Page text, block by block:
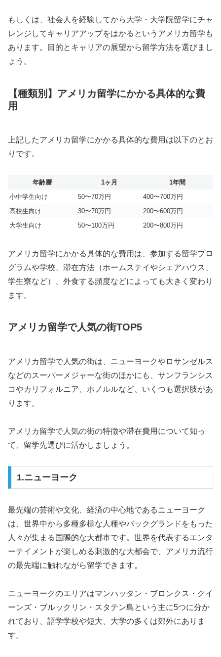
もしくは、社会人を経験してから大学・大学院留学にチャ
レンジしてキャリアアップをはかるというアメリカ留学も
あります。目的とキャリアの展望から留学方法を選びまし
ょう。
【種類別】アメリカ留学にかかる具体的な費
用
上記したアメリカ留学にかかる具体的な費用は以下のとお
りです。
年齢層 1ヶ月
1年間
小中学生向け
50〜70万円
400〜700万円
高校生向け
30〜70万円
200〜600万円
大学生向け
50〜100万円 200〜800万円
アメリカ留学にかかる具体的な費用は、参加する留学プロ
グラムや学校、滞在方法（ホームステイやシェアハウス、
学生寮など）、外食する頻度などによっても大きく変わり
ます。
アメリカ留学で人気の街TOP5
アメリカ留学で人気の街は、ニューヨークやロサンゼルス
などのスーパーメジャーな街のほかにも、サンフランシス
コやカリフォルニア、ホノルルなど、いくつも選択肢があ
ります。
アメリカ留学で人気の街の特徴や滞在費用について知っ
て、留学先選びに活かしましょう。
1.ニューヨーク
最先端の芸術や文化、経済の中心地であるニューヨーク
は、世界中から多種多様な人種やバックグランドをもった
人々が集まる国際的な大都市です。世界を代表するエンタ
ーテイメントが楽しめる刺激的な大都会で、アメリカ流行
の最先端に触れながら留学できます。
ニューヨークのエリアはマンハッタン・ブロンクス・クイ
ーンズ・ブルックリン・スタテン島という主に5つに分か
れており、語学学校や短大、大学の多くは郊外にありま
す。